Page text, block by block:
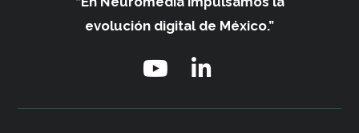
evolución digital de México.”